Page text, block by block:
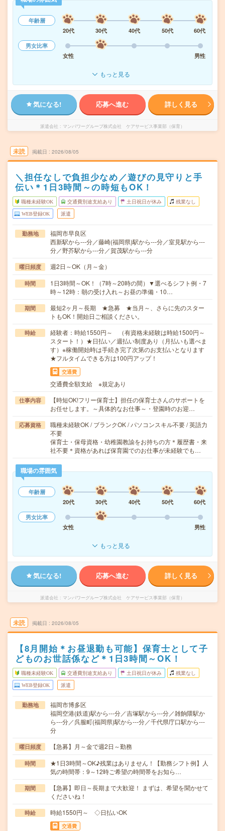
年齢層
20代
30代 40代 50代
60代
男女比率
女性
男性
もっと見る
気になる! 応募へ進む 詳しく見る
派遣会社 マンパワーグループ株式会社 ケアサービス事業部（保育）
未読 掲載日 2026/08/05
＼担任なしで負担少なめ／遊びの見守りと手
伝い＊1日3時間～の時短もOK！
職種未経験OK 交通費別途支給あり 土日祝日が休み 残業なし
WEB登録OK 派遣
勤務地
福岡市早良区
西新駅から---分／藤崎(福岡県)駅から---分／室見駅から---
分／野芥駅から---分／賀茂駅から---分
曜日頻度 週2日～OK（月～金）
時間
1日3時間～OK！（7時～20時の間）▼選べるシフト例・7
時～12時：朝の受け入れ～お昼の準備・10…
期間
最短2ヶ月～長期 ★急募 ★当月～、さらに先のスター
トもOK！開始日ご相談ください。
時給
経験者：時給1550円～ （有資格未経験は時給1500円～
スタート！）★日払い／週払い制度あり（月払いも選べま
す）※稼働開始時は手続き完了次第のお支払いとなります
★フルタイムできる方は100円アップ！
交通費
交通費全額支給 ※規定あり
仕事内容
【時短OK!フリー保育士】担任の保育士さんのサポートを
お任せします。～具体的なお仕事～・登園時のお迎…
応募資格
職種未経験OK / ブランクOK / パソコンスキル不要 / 英語力
不要
保育士・保母資格・幼稚園教諭をお持ちの方＊履歴書・来
社不要＊資格があれば保育園でのお仕事が未経験でも…
職場の雰囲気
年齢層
20代
30代 40代 50代
60代
男女比率
女性
男性
もっと見る
気になる! 応募へ進む 詳しく見る
派遣会社 マンパワーグループ株式会社 ケアサービス事業部（保育）
未読 掲載日 2026/08/05
【8月開始＊お昼退勤も可能】保育士として子
どものお世話係など＊1日3時間～OK！
職種未経験OK 交通費別途支給あり 土日祝日が休み 残業なし
WEB登録OK 派遣
勤務地
福岡市博多区
福岡空港(鉄道)駅から---分／吉塚駅から---分／雑餉隈駅か
ら---分／呉服町(福岡県)駅から---分／千代県庁口駅から---
分
曜日頻度 【急募】月～金で週2日～勤務
時間
★1日3時間～OK♪残業はありません！【勤務シフト例】人
気の時間帯：9～12時ご希望の時間帯をお知ら…
期間
【急募】即日～長期まで大歓迎！ まずは、希望を聞かせて
くださいね！
時給 時給1550円～ ◇日払いOK
交通費